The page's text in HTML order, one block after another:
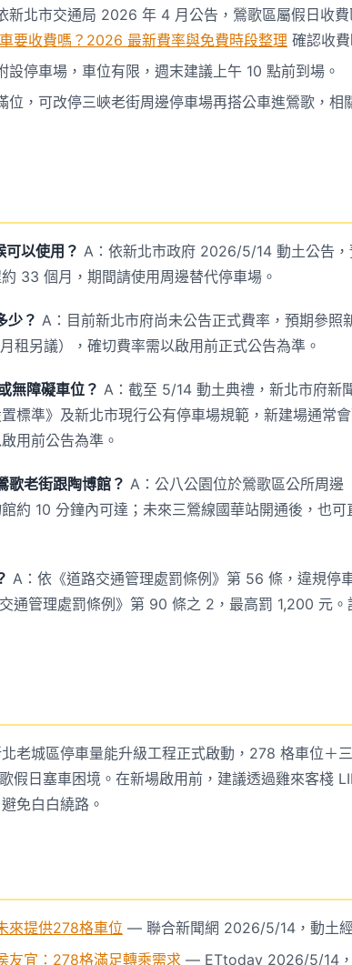
新北市交通局 2026 年 4 月公告，鶯歌區屬假日收
要收費嗎？2026 最新費率與免費時段整理 確認收費
設停車場，車位有限，週末建議上午 10 點前到場。
位，可改停三峽老街周邊停車場再搭公車進鶯歌，相
以使用？ A：依新北市政府 2026/5/14 動土公告，
約 33 個月，期間請使用周邊替代停車場。
少？ A：目前新北市府尚未公告正式費率，預期參照
租另議），確切費率需以啟用前正式公告為準。
無障礙車位？ A：截至 5/14 動土典禮，新北市府新
標準》及新北市現行公有停車場規範，新建場通常
用前公告為準。
歌老街跟陶博館？ A：公八公園位於鶯歌區公所周邊
約 10 分鐘內可達；未來三鶯線國華站開通後，也可
A：依《道路交通管理處罰條例》第 56 條，違規停
通管理處罰條例》第 90 條之 2，最高罰 1,200 元。
老城區停車量能升級工程正式啟動，278 格車位＋
假日塞車困境。在新場啟用前，建議透過雞來客棧
免白白繞路。
來提供278格車位 — 聯合新聞網 2026/5/14，動土經
宜：278格滿足轉乘需求 — ETtoday 2026/5/14，